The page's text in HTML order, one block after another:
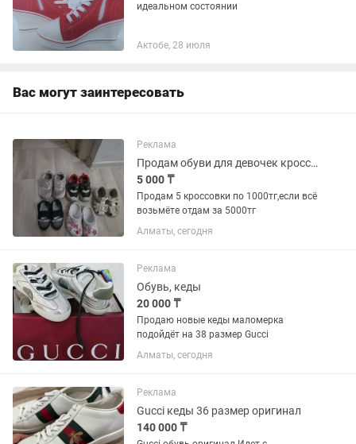
идеальном состоянии
Актобе, 28 июля
Вас могут заинтересовать
Реклама
Продам обуви для девочек кроссовки
5 000 ₸
Продам 5 кроссовки по 1000тг,если всё
возьмёте отдам за 5000тг
Алматы, сегодня
Реклама
Обувь, кеды
20 000 ₸
Продаю новые кеды маломерка
подойдёт на 38 размер Gucci
Алматы, сегодня
Реклама
Gucci кеды 36 размер оригинал
140 000 ₸